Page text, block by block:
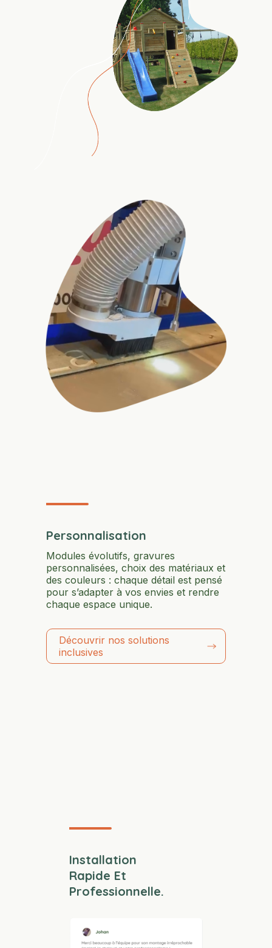
Personnalisation
Modules évolutifs, gravures
personnalisées, choix des matériaux et
des couleurs : chaque détail est pensé
pour s’adapter à vos envies et rendre
chaque espace unique.
Découvrir nos solutions
inclusives
Installation
Rapide Et
Professionnelle.